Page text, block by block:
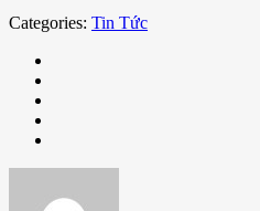
Categories: Tin Tức